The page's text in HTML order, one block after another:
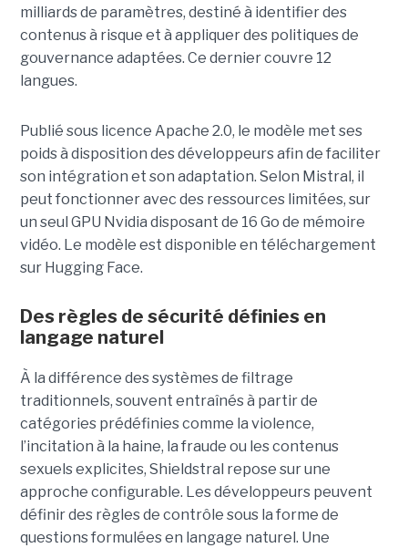
milliards de paramètres, destiné à identifier des
contenus à risque et à appliquer des politiques de
gouvernance adaptées. Ce derniercouvre 12
langues.
Publié sous licence Apache 2.0, le modèle met ses
poids à disposition des développeurs afin de faciliter
son intégration et son adaptation. Selon Mistral, il
peut fonctionner avec des ressources limitées, sur
un seul GPU Nvidia disposant de 16 Go de mémoire
vidéo. Le modèle est disponible en téléchargement
sur Hugging Face.
Des règles de sécurité définies en
langage naturel
À la différence des systèmes de filtrage
traditionnels, souvent entraînés à partir de
catégories prédéfinies comme la violence,
l’incitation à la haine, la fraude ou les contenus
sexuels explicites, Shieldstral repose sur une
approche configurable. Les développeurs peuvent
définir des règles de contrôle sous la forme de
questions formulées en langage naturel. Une